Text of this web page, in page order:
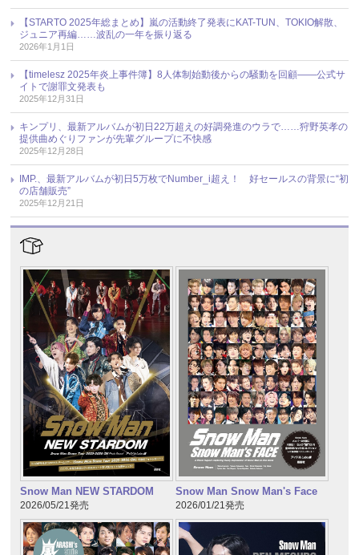
【STARTO 2025年総まとめ】嵐の活動終了発表にKAT-TUN、TOKIO解散、
ジュニア再編……波乱の一年を振り返る
2026年1月1日
【timelesz 2025年炎上事件簿】8人体制始動後からの騒動を回顧――公式サ
イトで謝罪文発表も
2025年12月31日
キンプリ、最新アルバムが初日22万超えの好調発進のウラで……狩野英孝の
提供曲めぐりファンが先輩グループに不快感
2025年12月28日
IMP.、最新アルバムが初日5万枚でNumber_i超え！ 好セールスの背景に“初
の店舗販売”
2025年12月21日
Snow Man NEW STARDOM
2026/05/21発売
Snow Man Snow Man's Face
2026/01/21発売